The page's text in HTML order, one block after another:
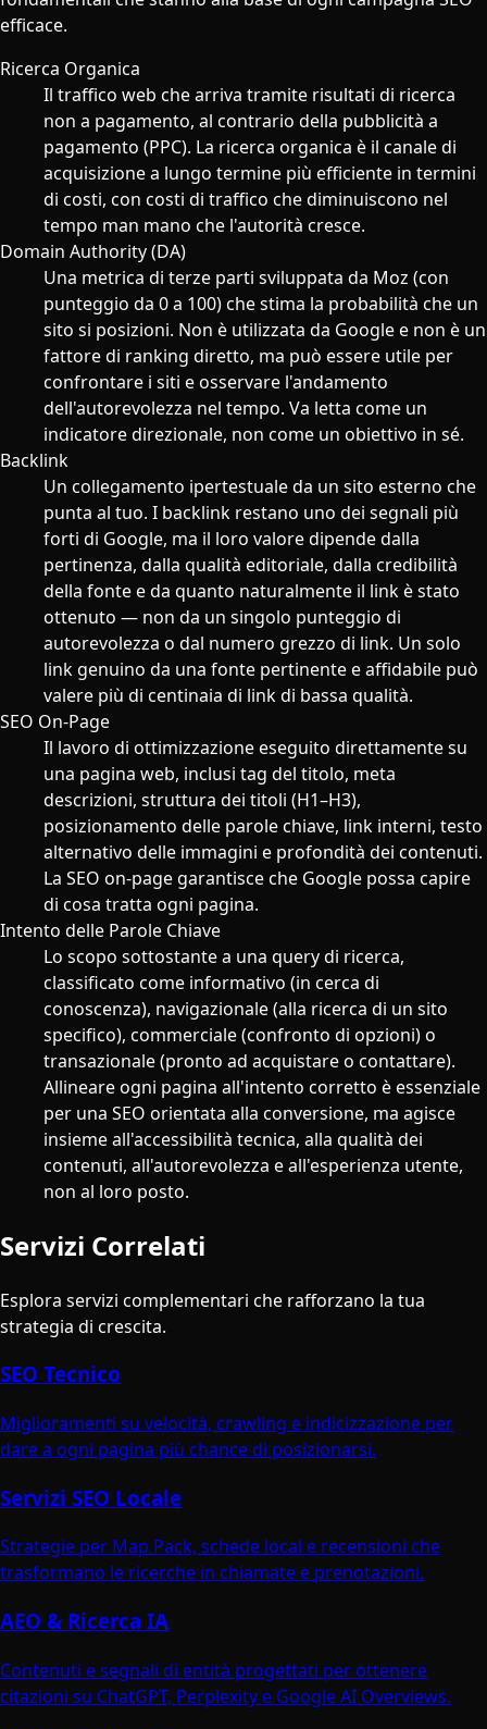
efficace.
Ricerca Organica
Il traffico web che arriva tramite risultati di ricerca
non a pagamento, al contrario della pubblicità a
pagamento (PPC). La ricerca organica è il canale di
acquisizione a lungo termine più efficiente in termini
di costi, con costi di traffico che diminuiscono nel
tempo man mano che l'autorità cresce.
Domain Authority (DA)
Una metrica di terze parti sviluppata da Moz (con
punteggio da 0 a 100) che stima la probabilità che un
sito si posizioni. Non è utilizzata da Google e non è un
fattore di ranking diretto, ma può essere utile per
confrontare i siti e osservare l'andamento
dell'autorevolezza nel tempo. Va letta come un
indicatore direzionale, non come un obiettivo in sé.
Backlink
Un collegamento ipertestuale da un sito esterno che
punta al tuo. I backlink restano uno dei segnali più
forti di Google, ma il loro valore dipende dalla
pertinenza, dalla qualità editoriale, dalla credibilità
della fonte e da quanto naturalmente il link è stato
ottenuto — non da un singolo punteggio di
autorevolezza o dal numero grezzo di link. Un solo
link genuino da una fonte pertinente e affidabile può
valere più di centinaia di link di bassa qualità.
SEO On-Page
Il lavoro di ottimizzazione eseguito direttamente su
una pagina web, inclusi tag del titolo, meta
descrizioni, struttura dei titoli (H1–H3),
posizionamento delle parole chiave, link interni, testo
alternativo delle immagini e profondità dei contenuti.
La SEO on-page garantisce che Google possa capire
di cosa tratta ogni pagina.
Intento delle Parole Chiave
Lo scopo sottostante a una query di ricerca,
classificato come informativo (in cerca di
conoscenza), navigazionale (alla ricerca di un sito
specifico), commerciale (confronto di opzioni) o
transazionale (pronto ad acquistare o contattare).
Allineare ogni pagina all'intento corretto è essenziale
per una SEO orientata alla conversione, ma agisce
insieme all'accessibilità tecnica, alla qualità dei
contenuti, all'autorevolezza e all'esperienza utente,
non al loro posto.
Servizi Correlati
Esplora servizi complementari che rafforzano la tua
strategia di crescita.
SEO Tecnico
Miglioramenti su velocità, crawling e indicizzazione per
dare a ogni pagina più chance di posizionarsi.
Servizi SEO Locale
Strategie per Map Pack, schede local e recensioni che
trasformano le ricerche in chiamate e prenotazioni.
AEO & Ricerca IA
Contenuti e segnali di entità progettati per ottenere
citazioni su ChatGPT, Perplexity e Google AI Overviews.